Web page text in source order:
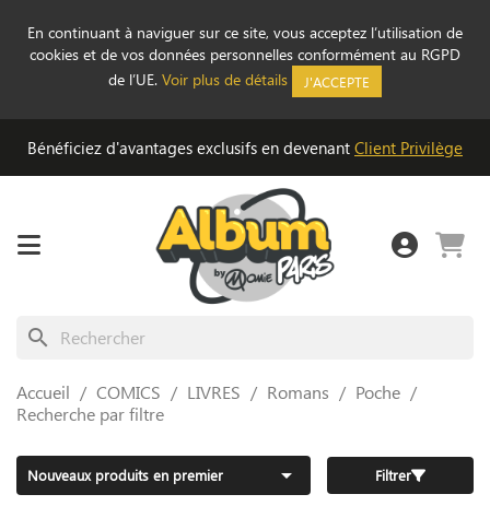
En continuant à naviguer sur ce site, vous acceptez l’utilisation de
cookies et de vos données personnelles conformément au RGPD
de l’UE. Voir plus de détails J'ACCEPTE
Bénéficiez d'avantages exclusifs en devenant Client Privilège
search
Accueil COMICS LIVRES Romans
Poche
Recherche par filtre
Nouveaux produits en premier  Filtrer